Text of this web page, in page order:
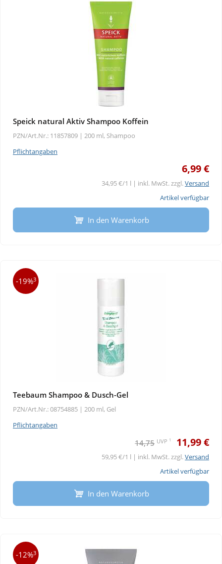
Speick natural Aktiv Shampoo Koffein
PZN/Art.Nr.: 11857809 | 200 ml, Shampoo
Pflichtangaben
6,99 €
34,95 €/1 l | inkl. MwSt. zzgl.Versand
Artikel verfügbar
In den Warenkorb
-19%3
Teebaum Shampoo & Dusch-Gel
PZN/Art.Nr.: 08754885 | 200 ml, Gel
Pflichtangaben
14,75 UVP 1 11,99 €
59,95 €/1 l | inkl. MwSt. zzgl.Versand
Artikel verfügbar
In den Warenkorb
-12%3